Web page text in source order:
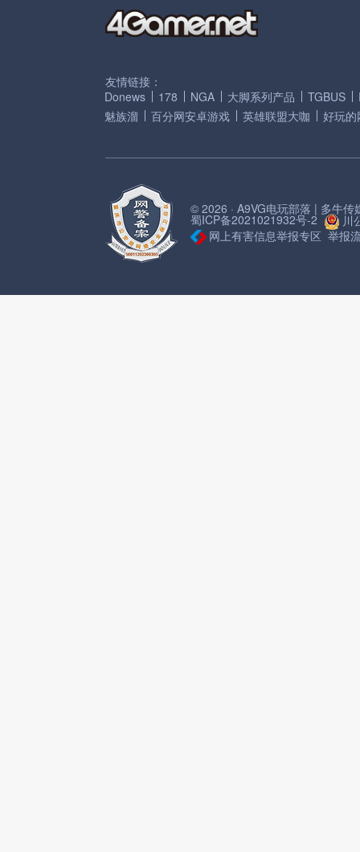
友情链接：
Donews
178 NGA 大脚系列产品 TGBUS
魅族溜
百分网安卓游戏 英雄联盟大咖 好玩的
© 2026 · A9VG电玩部落 | 多牛传
蜀ICP备2021021932号-2
川
网上有害信息举报专区 举报